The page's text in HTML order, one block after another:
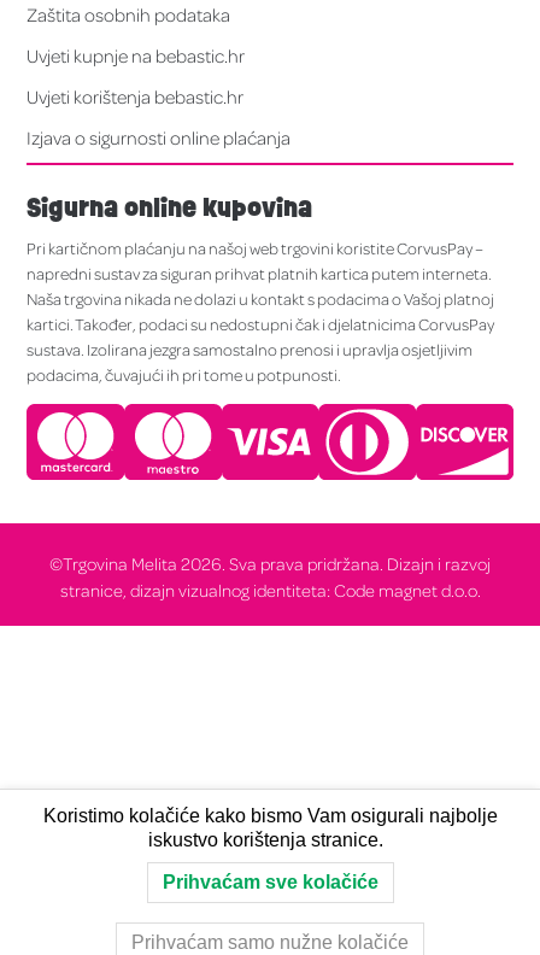
Zaštita osobnih podataka
Uvjeti kupnje na bebastic.hr
Uvjeti korištenja bebastic.hr
Izjava o sigurnosti online plaćanja
Sigurna online kupovina
Pri kartičnom plaćanju na našoj web trgovini koristite CorvusPay –
napredni sustav za siguran prihvat platnih kartica putem interneta.
Naša trgovina nikada ne dolazi u kontakt s podacima o Vašoj platnoj
kartici. Također, podaci su nedostupni čak i djelatnicima CorvusPay
sustava. Izolirana jezgra samostalno prenosi i upravlja osjetljivim
podacima, čuvajući ih pri tome u potpunosti.
©Trgovina Melita 2026. Sva prava pridržana. Dizajn i razvoj
stranice, dizajn vizualnog identiteta: Code magnet d.o.o.
Koristimo kolačiće kako bismo Vam osigurali najbolje
iskustvo korištenja stranice.
Prihvaćam sve kolačiće
Prihvaćam samo nužne kolačiće